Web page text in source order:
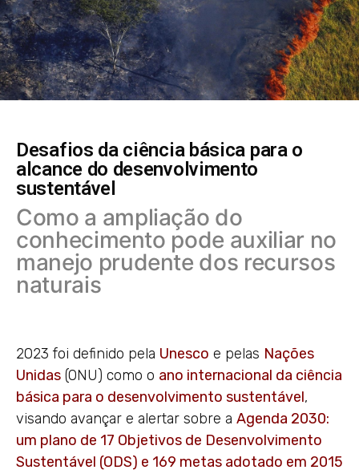
Desafios da ciência básica para o
alcance do desenvolvimento
sustentável
Como a ampliação do
conhecimento pode auxiliar no
manejo prudente dos recursos
naturais
2023 foi definido pela Unesco e pelas Nações
Unidas (ONU) como o ano internacional da ciência
básica para o desenvolvimento sustentável,
visando avançar e alertar sobre a Agenda 2030:
um plano de 17 Objetivos de Desenvolvimento
Sustentável (ODS) e 169 metas adotado em 2015